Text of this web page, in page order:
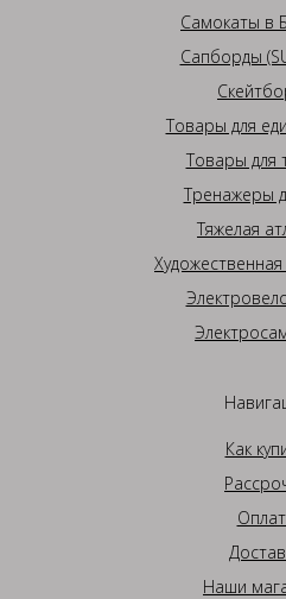
Самокаты в
Сапборды
Товары для
Товары для
Тренажеры
Тяжелая
Как
Наши